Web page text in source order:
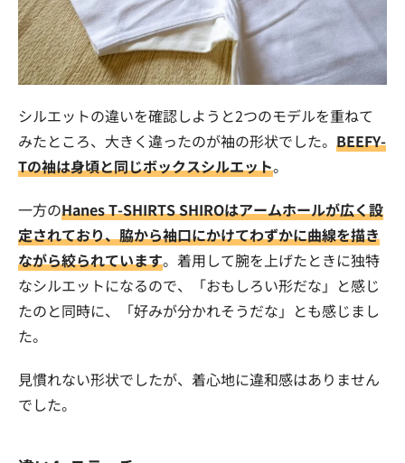
シルエットの違いを確認しようと2つのモデルを重ねて
みたところ、大きく違ったのが袖の形状でした。 BEEFY-
Tの袖は身頃と同じボックスシルエット。
一方のHanes T-SHIRTS SHIROはアームホールが広く設
定されており、脇から袖口にかけてわずかに曲線を描き
ながら絞られています。着用して腕を上げたときに独特
なシルエットになるので、「おもしろい形だな」と感じ
たのと同時に、「好みが分かれそうだな」とも感じまし
た。
見慣れない形状でしたが、着心地に違和感はありません
でした。